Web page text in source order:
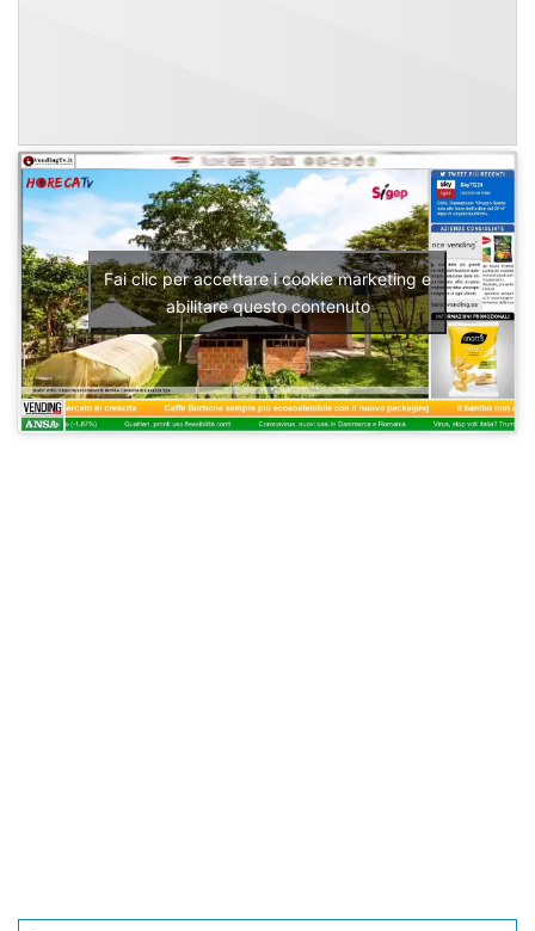
Fai clic per accettare i cookie marketing e
abilitare questo contenuto